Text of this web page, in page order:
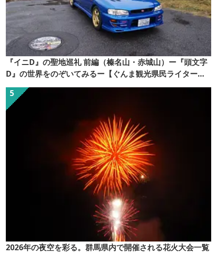
『イニD』の聖地巡礼 前編（榛名山・赤城山）ー『頭文字
D』の世界をのぞいてみるー【ぐんま観光県民ライター
（ぐん記者）】
2026年の夜空を彩る。群馬県内で開催される花火大会一覧